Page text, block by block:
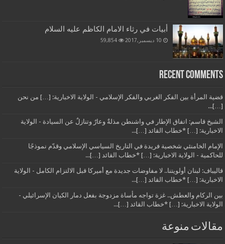
أبيات في رثاء الامام الكاظم عليه السلام
10 ديسمبر,2017 59,854
Recent Comments
قضية المرأة بين الفكر الغربي والفكر الإسلامي - الولاية الاخبارية: […] من نحن
[…]...
الشيخ قاسم: اتفاق الإطار في واشنطن مذلةٌ وعارٌ وتنازلٌ عن السيادة - الولاية
الاخبارية: […] *خطاب القائد […]...
الإمام الخامنئي شخصية فريدة في التاريخ السياسي الإسلامي وقدّم نموذجًا
للحاكمية - الولاية الاخبارية: […] *خطاب القائد […]...
قاليباف: لبنان أولويتنا.. لا مفاوضات جديدة مع أميركا قبل الالتزام الكامل - الولاية
الاخبارية: […] *خطاب القائد […]...
بين الركام والعطش.. غزة تواجه مأساة مزدوجة بفعل دمار الكيان الإسرائيلي -
الولاية الاخبارية: […] *خطاب القائد […]...
مقالات منوعة